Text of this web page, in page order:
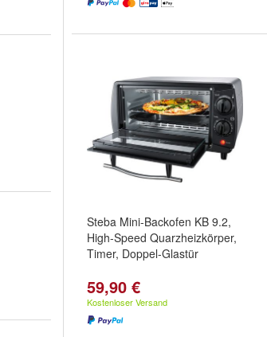
Steba Mini-Backofen KB 9.2,
High-Speed Quarzheizkörper,
Timer, Doppel-Glastür
59,90 €
Kostenloser Versand